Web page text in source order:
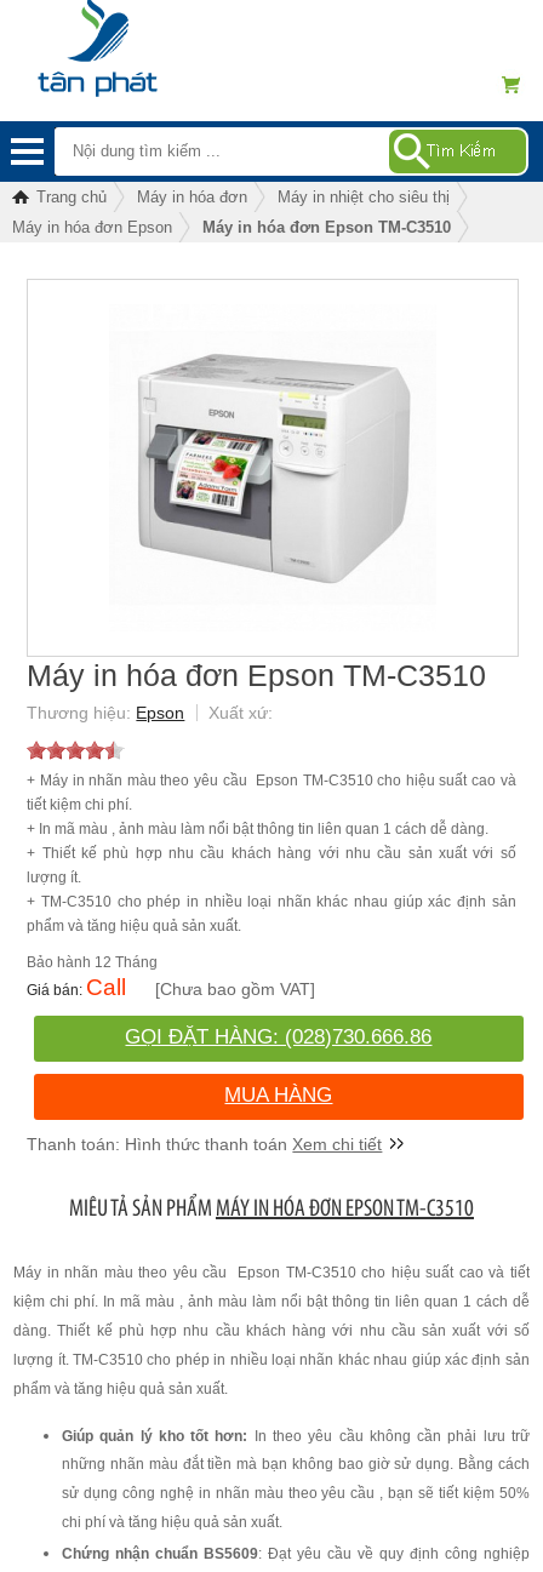
Trang chủ Máy in hóa đơn
Máy in nhiệt cho siêu thị
Máy in hóa đơn Epson
Máy in hóa đơn Epson TM-C3510
Máy in hóa đơn Epson TM-C3510
Epson
+ Máy in nhãn màu theo yêu cầu Epson TM-C3510 cho hiệu suất cao và
tiết kiệm chi phí.
+ In mã màu , ảnh màu làm nổi bật thông tin liên quan 1 cách dễ dàng.
+ Thiết kế phù hợp nhu cầu khách hàng với nhu cầu sản xuất với số
lượng ít.
+ TM-C3510 cho phép in nhiều loại nhãn khác nhau giúp xác định sản
phẩm và tăng hiệu quả sản xuất.
12 Tháng
Call [Chưa bao gồm VAT]
GỌI ĐẶT HÀNG: (028)730.666.86
MUA HÀNG
Xem chi tiết
MIÊU TẢ SẢN PHẨM MÁY IN HÓA ĐƠN EPSON TM-C3510
Máy in nhãn màu theo yêu cầu Epson TM-C3510 cho hiệu suất cao và tiết
kiệm chi phí. In mã màu , ảnh màu làm nổi bật thông tin liên quan 1 cách dễ
dàng. Thiết kế phù hợp nhu cầu khách hàng với nhu cầu sản xuất với số
lượng ít. TM-C3510 cho phép in nhiều loại nhãn khác nhau giúp xác định sản
phẩm và tăng hiệu quả sản xuất.
Giúp quản lý kho tốt hơn: In theo yêu cầu không cần phải lưu trữ
những nhãn màu đắt tiền mà bạn không bao giờ sử dụng. Bằng cách
sử dụng công nghệ in nhãn màu theo yêu cầu , bạn sẽ tiết kiệm 50%
chi phí và tăng hiệu quả sản xuất.
Chứng nhận chuẩn BS5609: Đạt yêu cầu về quy định công nghiệp